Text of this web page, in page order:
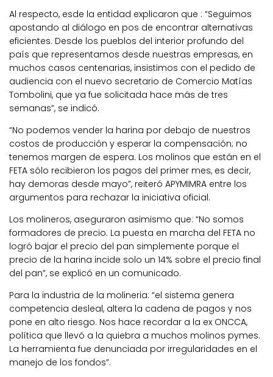
Al respecto, esde la entidad explicaron que : “Seguimos
apostando al diálogo en pos de encontrar alternativas
eficientes. Desde los pueblos del interior profundo del
país que representamos desde nuestras empresas, en
muchos casos centenarias, insistimos con el pedido de
audiencia con el nuevo secretario de Comercio Matías
Tombolini, que ya fue solicitada hace más de tres
semanas”, se indicó.
“No podemos vender la harina por debajo de nuestros
costos de producción y esperar la compensación; no
tenemos margen de espera. Los molinos que están en el
FETA sólo recibieron los pagos del primer mes, es decir,
hay demoras desde mayo”, reiteró APYMIMRA entre los
argumentos para rechazar la iniciativa oficial.
Los molineros, aseguraron asimismo que: “No somos
formadores de precio. La puesta en marcha del FETA no
logró bajar el precio del pan simplemente porque el
precio de la harina incide solo un 14% sobre el precio final
del pan”, se explicó en un comunicado.
Para la industria de la molineria: “el sistema genera
competencia desleal, altera la cadena de pagos y nos
pone en alto riesgo. Nos hace recordar a la ex ONCCA,
política que llevó a la quiebra a muchos molinos pymes.
La herramienta fue denunciada por irregularidades en el
manejo de los fondos”.